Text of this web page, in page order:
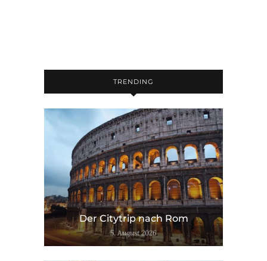
TRENDING
Der Citytrip nach Rom
5. August 2026